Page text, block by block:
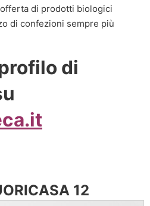
offerta di prodotti biologici
di confezioni sempre più
di
12